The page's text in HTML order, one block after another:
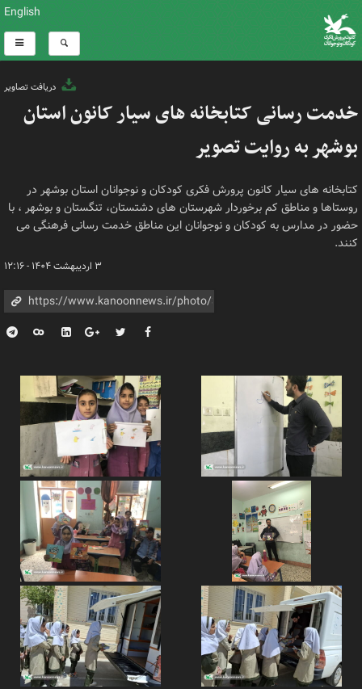
English
دریافت تصاویر
خدمت رسانی کتابخانه های سیار کانون استان
بوشهر به روایت تصویر
کتابخانه های سیار کانون پرورش فکری کودکان و نوجوانان استان بوشهر در
روستاها و مناطق کم برخوردار شهرستان های دشتستان، تنگستان و بوشهر ، با
حضور در مدارس به کودکان و نوجوانان این مناطق خدمت رسانی فرهنگی می
کنند.
۳ اردیبهشت ۱۴۰۴ - ۱۲:۱۶